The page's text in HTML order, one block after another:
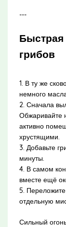
---
грибов
1. В ту же
немного
2. Сначала
Обжаривайте
активно
хрустящими.
3. Добавьте
минуты.
4. В самом
вместе ещё
5.
отдельную
Сильный